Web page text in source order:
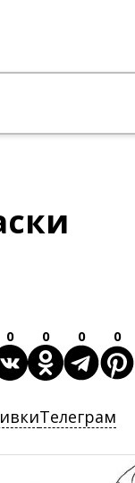
0 0 0 0
Телеграм